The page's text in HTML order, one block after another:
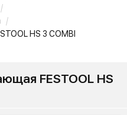
HS 3 COMBI
FESTOOL HS